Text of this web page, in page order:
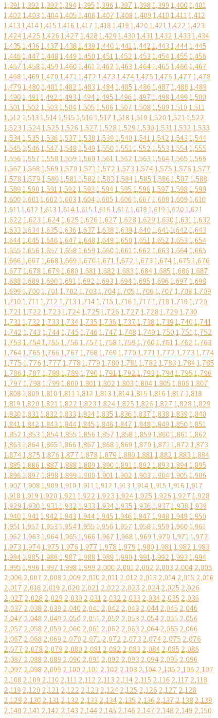
1,3911,3921,3931,3941,3951,3961,3971,3981,3991,4001,401
1,4021,4031,4041,4051,4061,4071,4081,4091,4101,4111,412
1,4131,4141,4151,4161,4171,4181,4191,4201,4211,4221,423
1,4241,4251,4261,4271,4281,4291,4301,4311,4321,4331,434
1,4351,4361,4371,4381,4391,4401,4411,4421,4431,4441,445
1,4461,4471,4481,4491,4501,4511,4521,4531,4541,4551,456
1,4571,4581,4591,4601,4611,4621,4631,4641,4651,4661,467
1,4681,4691,4701,4711,4721,4731,4741,4751,4761,4771,478
1,4791,4801,4811,4821,4831,4841,4851,4861,4871,4881,489
1,4901,4911,4921,4931,4941,4951,4961,4971,4981,4991,500
1,5011,5021,5031,5041,5051,5061,5071,5081,5091,5101,511
1,5121,5131,5141,5151,5161,5171,5181,5191,5201,5211,522
1,5231,5241,5251,5261,5271,5281,5291,5301,5311,5321,533
1,5341,5351,5361,5371,5381,5391,5401,5411,5421,5431,544
1,5451,5461,5471,5481,5491,5501,5511,5521,5531,5541,555
1,5561,5571,5581,5591,5601,5611,5621,5631,5641,5651,566
1,5671,5681,5691,5701,5711,5721,5731,5741,5751,5761,577
1,5781,5791,5801,5811,5821,5831,5841,5851,5861,5871,588
1,5891,5901,5911,5921,5931,5941,5951,5961,5971,5981,599
1,6001,6011,6021,6031,6041,6051,6061,6071,6081,6091,610
1,6111,6121,6131,6141,6151,6161,6171,6181,6191,6201,621
1,6221,6231,6241,6251,6261,6271,6281,6291,6301,6311,632
1,6331,6341,6351,6361,6371,6381,6391,6401,6411,6421,643
1,6441,6451,6461,6471,6481,6491,6501,6511,6521,6531,654
1,6551,6561,6571,6581,6591,6601,6611,6621,6631,6641,665
1,6661,6671,6681,6691,6701,6711,6721,6731,6741,6751,676
1,6771,6781,6791,6801,6811,6821,6831,6841,6851,6861,687
1,6881,6891,6901,6911,6921,6931,6941,6951,6961,6971,698
1,6991,7001,7011,7021,7031,7041,7051,7061,7071,7081,709
1,7101,7111,7121,7131,7141,7151,7161,7171,7181,7191,720
1,7211,7221,7231,7241,7251,7261,7271,7281,7291,730
1,7311,7321,7331,7341,7351,7361,7371,7381,7391,7401,741
1,7421,7431,7441,7451,7461,7471,7481,7491,7501,7511,752
1,7531,7541,7551,7561,7571,7581,7591,7601,7611,7621,763
1,7641,7651,7661,7671,7681,7691,7701,7711,7721,7731,774
1,7751,7761,7771,7781,7791,7801,7811,7821,7831,7841,785
1,7861,7871,7881,7891,7901,7911,7921,7931,7941,7951,796
1,7971,7981,7991,8001,8011,8021,8031,8041,8051,8061,807
1,8081,8091,8101,8111,8121,8131,8141,8151,8161,8171,818
1,8191,8201,8211,8221,8231,8241,8251,8261,8271,8281,829
1,8301,8311,8321,8331,8341,8351,8361,8371,8381,8391,840
1,8411,8421,8431,8441,8451,8461,8471,8481,8491,8501,851
1,8521,8531,8541,8551,8561,8571,8581,8591,8601,8611,862
1,8631,8641,8651,8661,8671,8681,8691,8701,8711,8721,873
1,8741,8751,8761,8771,8781,8791,8801,8811,8821,8831,884
1,8851,8861,8871,8881,8891,8901,8911,8921,8931,8941,895
1,8961,8971,8981,8991,9001,9011,9021,9031,9041,9051,906
1,9071,9081,9091,9101,9111,9121,9131,9141,9151,9161,917
1,9181,9191,9201,9211,9221,9231,9241,9251,9261,9271,928
1,9291,9301,9311,9321,9331,9341,9351,9361,9371,9381,939
1,9401,9411,9421,9431,9441,9451,9461,9471,9481,9491,950
1,9511,9521,9531,9541,9551,9561,9571,9581,9591,9601,961
1,9621,9631,9641,9651,9661,9671,9681,9691,9701,9711,972
1,9731,9741,9751,9761,9771,9781,9791,9801,9811,9821,983
1,9841,9851,9861,9871,9881,9891,9901,9911,9921,9931,994
1,9951,9961,9971,9981,999 2,000 2,0012,002 2,003 2,0042,005
2,006 2,007 2,008 2,009 2,010 2,0112,012 2,013 2,0142,015 2,016
2,017 2,018 2,019 2,020 2,0212,022 2,023 2,0242,025 2,026
2,027 2,028 2,029 2,030 2,0312,032 2,033 2,0342,035 2,036
2,037 2,038 2,039 2,040 2,0412,042 2,043 2,0442,045 2,046
2,047 2,048 2,049 2,050 2,0512,052 2,053 2,0542,055 2,056
2,057 2,058 2,059 2,060 2,0612,062 2,063 2,0642,065 2,066
2,067 2,068 2,069 2,070 2,0712,072 2,073 2,0742,075 2,076
2,077 2,078 2,079 2,080 2,0812,082 2,083 2,0842,085 2,086
2,087 2,088 2,089 2,090 2,0912,092 2,093 2,0942,095 2,096
2,097 2,098 2,099 2,100 2,1012,102 2,103 2,1042,105 2,106 2,107
2,108 2,109 2,110 2,1112,112 2,113 2,1142,115 2,116 2,117 2,118
2,119 2,120 2,1212,122 2,123 2,1242,125 2,126 2,127 2,128
2,129 2,130 2,1312,132 2,133 2,1342,135 2,136 2,137 2,138 2,139
2,140 2,1412,142 2,143 2,1442,145 2,146 2,147 2,148 2,149 2,150